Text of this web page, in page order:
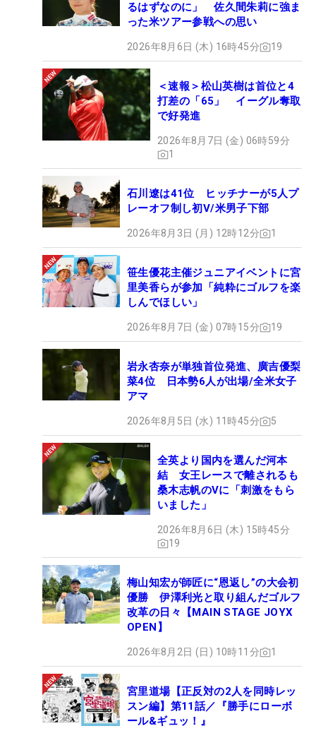
るはずなのに」 佐久間朱莉に強ま
った米ツアー参戦への思い
2026年8月6日 (木) 16時45分 19
＜速報＞松山英樹は首位と4
打差の「65」 イーグル奪取
で好発進
2026年8月7日 (金) 06時59分
1
石川遼は41位 ヒッチナーが5人プ
レーオフ制し初V/米男子下部
2026年8月3日 (月) 12時12分 1
笹生優花主催ジュニアイベントに宮
里美香らが参加「純粋にゴルフを楽
しんでほしい」
2026年8月7日 (金) 07時15分 19
岩永杏奈が単独首位発進、廣吉優梨
菜4位 日本勢6人が出場/全米女子
アマ
2026年8月5日 (水) 11時45分 5
全英より国内を選んだ河本
結 女王レースで離されるも
桑木志帆のVに「刺激をもら
いました」
2026年8月6日 (木) 15時45分
19
梅山知宏が師匠に“恩返し”の大会初
優勝 伊澤利光と取り組んだゴルフ
改革の日々【MAIN STAGE JOYX
OPEN】
2026年8月2日 (日) 10時11分 1
宮里道場【正反対の2人を同時レッ
スン編】第11話／『勝手にローボ
ール&ギュッ！』